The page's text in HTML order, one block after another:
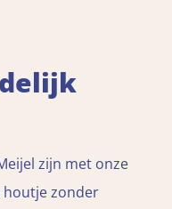
zijn met onze
houtje zonder